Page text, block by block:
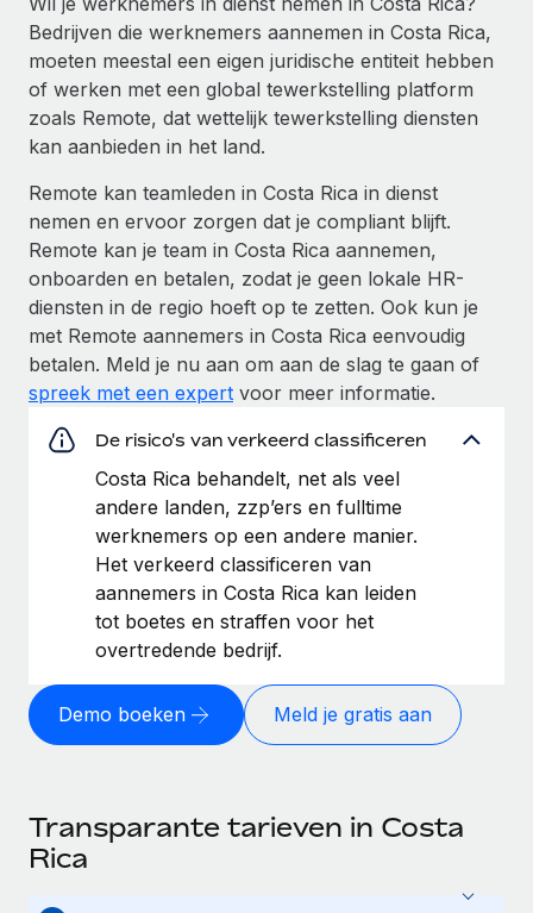
Bedrijven die werknemers aannemen in Costa Rica,
moeten meestal een eigen juridische entiteit hebben
of werken met een global tewerkstelling platform
zoals Remote, dat wettelijk tewerkstelling diensten
kan aanbieden in het land.
Remote kan teamleden in Costa Rica in dienst
nemen en ervoor zorgen dat je compliant blijft.
Remote kan je team in Costa Rica aannemen,
onboarden en betalen, zodat je geen lokale HR-
diensten in de regio hoeft op te zetten. Ook kun je
met Remote aannemers in Costa Rica eenvoudig
betalen. Meld je nu aan om aan de slag te gaan of
spreek met een expert voor meer informatie.
De risico's van verkeerd classificeren
Costa Rica behandelt, net als veel
andere landen, zzp’ers en fulltime
werknemers op een andere manier.
Het verkeerd classificeren van
aannemers in Costa Rica kan leiden
tot boetes en straffen voor het
overtredende bedrijf.
Demo boeken Meld je gratis aan
Transparante tarieven in Costa
Rica